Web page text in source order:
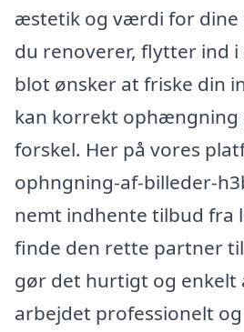
æstetik og værdi for dine
du renoverer, flytter ind
blot ønsker at friske din
kan korrekt ophængning
forskel. Her på vores
ophngning-af-billeder-
nemt indhente tilbud fra
finde den rette partner
gør det hurtigt og enkelt
arbejdet professionelt